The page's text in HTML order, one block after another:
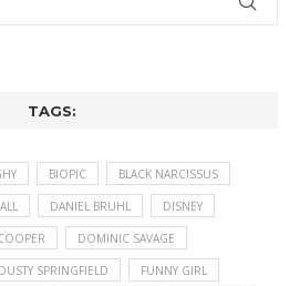
TAGS:
BIOPIC BLACK NARCISSUS
DANIEL BRUHL DISNEY
DOMINIC SAVAGE
DUSTY SPRINGFIELD FUNNY GIRL